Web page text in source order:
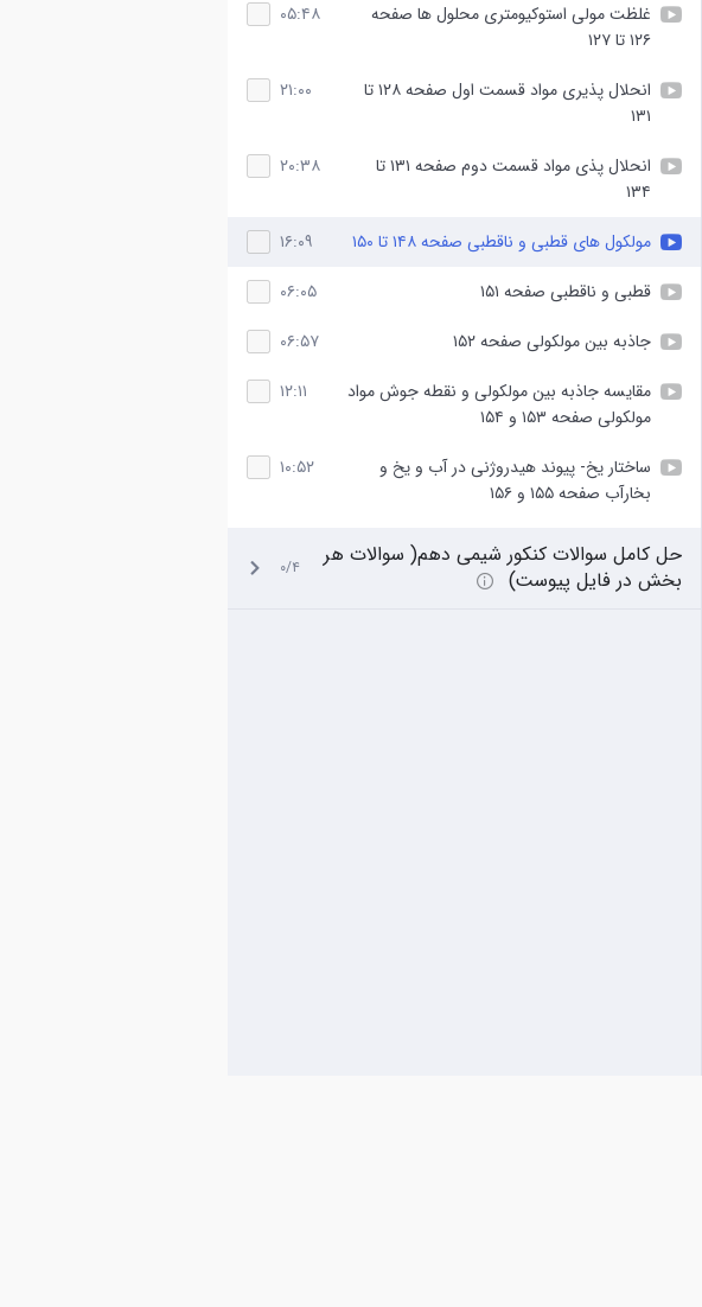
غلظت مولی استوکیومتری محلول ها صفحه
۱۲۶ تا ۱۲۷
۰۵:۴۸
انحلال پذیری مواد قسمت اول صفحه ۱۲۸ تا
۱۳۱
۲۱:۰۰
انحلال پذی مواد قسمت دوم صفحه ۱۳۱ تا
۱۳۴
۲۰:۳۸
مولکول های قطبی و ناقطبی صفحه ۱۴۸ تا ۱۵۰
۱۶:۰۹
قطبی و ناقطبی صفحه ۱۵۱
۰۶:۰۵
جاذبه بین مولکولی صفحه ۱۵۲
۰۶:۵۷
مقایسه جاذبه بین مولکولی و نقطه جوش مواد
مولکولی صفحه ۱۵۳ و ۱۵۴
۱۲:۱۱
ساختار یخ- پیوند هیدروژنی در آب و یخ و
بخارآب صفحه ۱۵۵ و ۱۵۶
۱۰:۵۲
حل کامل سوالات کنکور شیمی دهم( سوالات هر
بخش در فایل پیوست)
۰/۴